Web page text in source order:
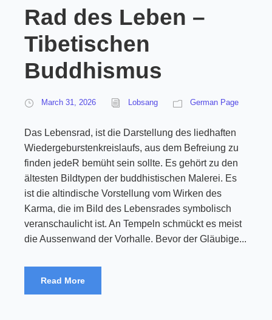
Rad des Leben –
Tibetischen
Buddhismus
March 31, 2026 Lobsang German Page
Das Lebensrad, ist die Darstellung des liedhaften
Wiedergeburstenkreislaufs, aus dem Befreiung zu
finden jedeR bemüht sein sollte. Es gehört zu den
ältesten Bildtypen der buddhistischen Malerei. Es
ist die altindische Vorstellung vom Wirken des
Karma, die im Bild des Lebensrades symbolisch
veranschaulicht ist. An Tempeln schmückt es meist
die Aussenwand der Vorhalle. Bevor der Gläubige...
Read More